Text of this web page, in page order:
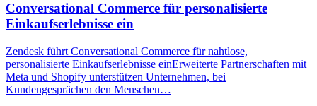
Conversational Commerce für personalisierte
Einkaufserlebnisse ein
Zendesk führt Conversational Commerce für nahtlose,
personalisierte Einkaufserlebnisse einErweiterte Partnerschaften mit
Meta und Shopify unterstützen Unternehmen, bei
Kundengesprächen den Menschen…